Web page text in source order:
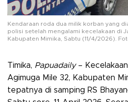
Kendaraan roda dua milik korban yang
polisi setelah mengalami kecelakaan di
Kabupaten Mimika, Sabtu (11/4/2026).
Timika, Papuadaily–
Agimuga Mile 32, Kabupaten
tepatnya di samping RS